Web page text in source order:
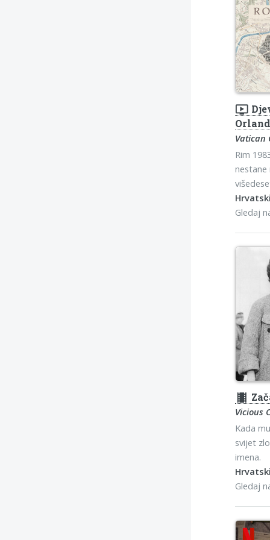
ondemand_video
Vatican
Rim
nestane
Gledaj
theaters
Vicious
Kada
svijet
imena.
Gledaj